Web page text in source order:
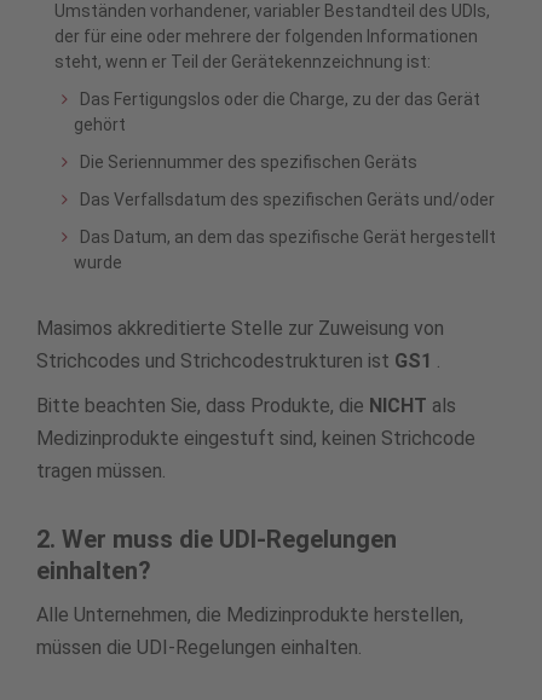
Umständen vorhandener, variabler Bestandteil des UDIs,
der für eine oder mehrere der folgenden Informationen
steht, wenn er Teil der Gerätekennzeichnung ist:
Das Fertigungslos oder die Charge, zu der das Gerät
gehört
Die Seriennummer des spezifischen Geräts
Das Verfallsdatum des spezifischen Geräts und/oder
Das Datum, an dem das spezifische Gerät hergestellt
wurde
Masimos akkreditierte Stelle zur Zuweisung von
Strichcodes und Strichcodestrukturen ist GS1 .
Bitte beachten Sie, dass Produkte, die NICHT als
Medizinprodukte eingestuft sind, keinen Strichcode
tragen müssen.
2. Wer muss die UDI-Regelungen
einhalten?
Alle Unternehmen, die Medizinprodukte herstellen,
müssen die UDI-Regelungen einhalten.